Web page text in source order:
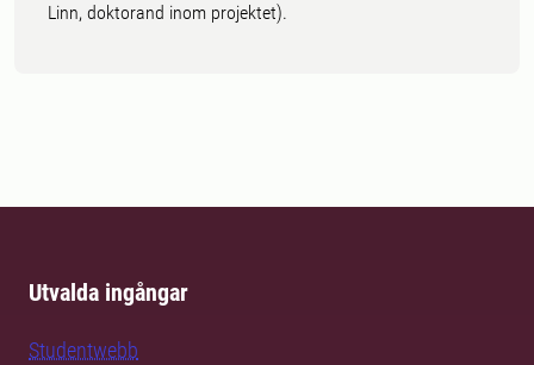
Linn, doktorand inom projektet).
Utvalda ingångar
Studentwebb